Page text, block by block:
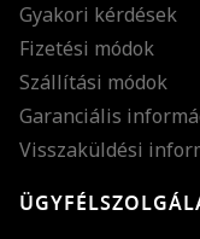
Gyakori kérdések
Fizetési módok
Szállítási módok
Garanciális
Visszaküldési